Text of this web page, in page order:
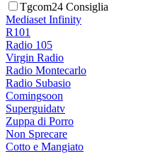
Tgcom24 Consiglia
Mediaset Infinity
R101
Radio 105
Virgin Radio
Radio Montecarlo
Radio Subasio
Comingsoon
Superguidatv
Zuppa di Porro
Non Sprecare
Cotto e Mangiato